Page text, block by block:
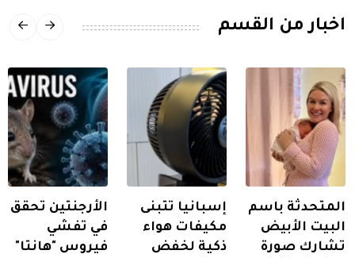
اخبار من القسم
المتحدثة باسم
البيت الأبيض
تشارك صورة
إسبانيا تتبنى
مكيفات هواء
ذكية لخفض
الأرجنتين تحقق
في تفشي
فيروس "هانتا"